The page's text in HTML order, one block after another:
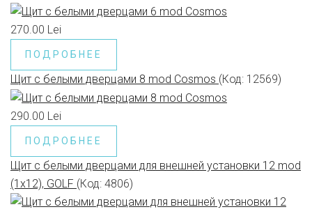
270.00 Lei
ПОДРОБНЕЕ
Щит с белыми дверцами 8 mod Cosmos (Код: 12569)
290.00 Lei
ПОДРОБНЕЕ
Щит с белыми дверцами для внешней установки 12 mod
(1x12), GOLF (Код: 4806)